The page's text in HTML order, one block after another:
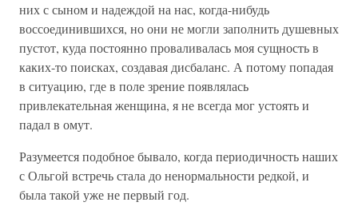
них с сыном и надеждой на нас, когда-нибудь
воссоединившихся, но они не могли заполнить душевных
пустот, куда постоянно проваливалась моя сущность в
каких-то поисках, создавая дисбаланс. А потому попадая
в ситуацию, где в поле зрение появлялась
привлекательная женщина, я не всегда мог устоять и
падал в омут.
Разумеется подобное бывало, когда периодичность наших
с Ольгой встречь стала до ненормальности редкой, и
была такой уже не первый год.